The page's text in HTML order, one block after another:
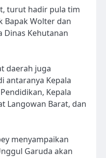
turut hadir pula tim
Bapak Wolter dan
Dinas Kehutanan
daerah juga
antaranya Kepala
Kepala
Langowan Barat, dan
menyampaikan
Garuda akan